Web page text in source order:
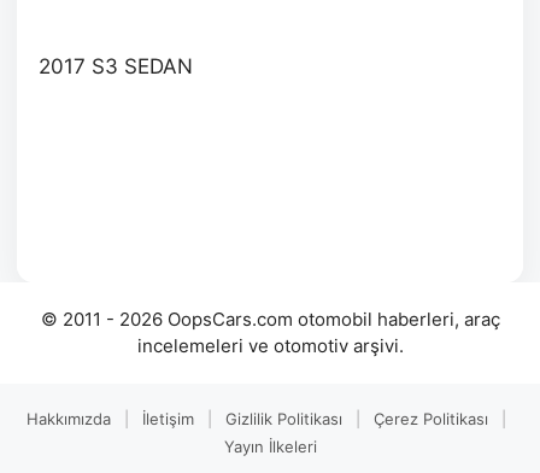
2017 S3 SEDAN
© 2011 - 2026 OopsCars.com otomobil haberleri, araç
incelemeleri ve otomotiv arşivi.
Hakkımızda İletişim Gizlilik Politikası Çerez Politikası
Yayın İlkeleri